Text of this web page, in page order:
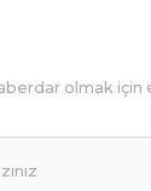
veya
bulunuyor.
daha pahalı.
alternatifler olmalı.
olmak